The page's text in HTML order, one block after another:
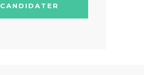
CANDIDATER